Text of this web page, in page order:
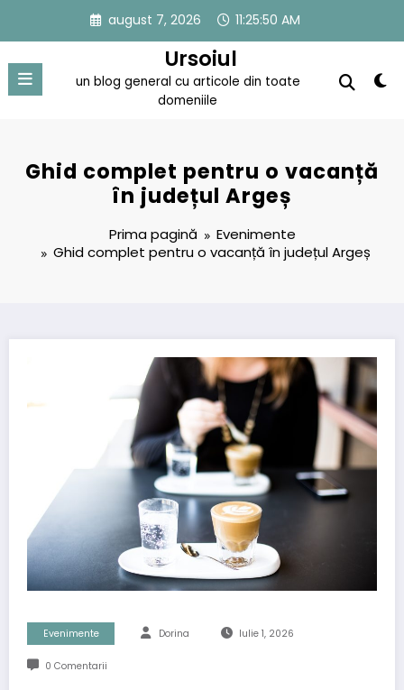
conținut
august 7, 2026 11:25:50 AM
Ursoiul
un blog general cu articole din toate
domeniile
Ghid complet pentru o vacanță
în județul Argeș
Prima pagină
Evenimente
Ghid complet pentru o vacanță în județul Argeș
Evenimente Dorina Iulie 1, 2026
0 Comentarii